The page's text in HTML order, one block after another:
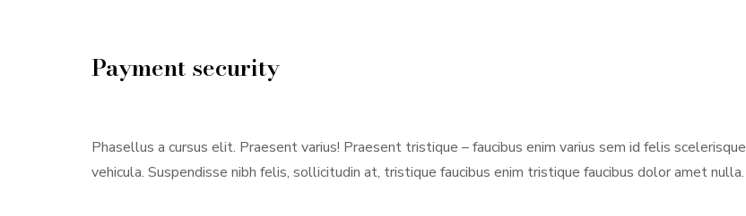
Payment security
Phasellus a cursus elit. Praesent varius! Praesent tristique – faucibus enim varius sem id felis scelerisque
vehicula. Suspendisse nibh felis, sollicitudin at, tristique faucibus enim tristique faucibus dolor amet nulla.